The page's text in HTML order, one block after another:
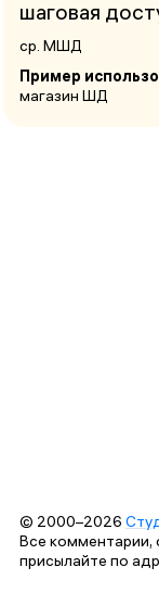
шаговая
ср. МШД
Пример
магазин ШД
© 2000–2026
Все комментарии,
присылайте по